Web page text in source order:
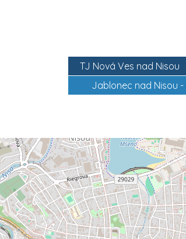
TJ Nová Ves nad Nisou
Jablonec nad Nisou -